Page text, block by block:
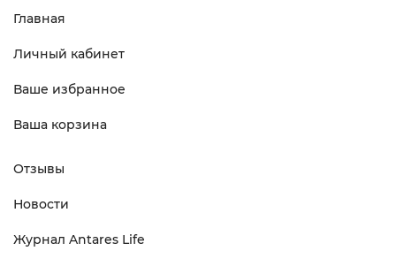
Главная
Личный кабинет
Ваше избранное
Ваша корзина
Отзывы
Новости
Журнал Antares Life